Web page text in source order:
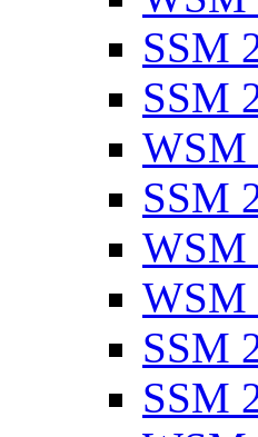
SSM
SSM
WSM
SSM
WSM
WSM
SSM
SSM